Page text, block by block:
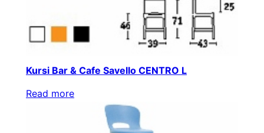
Kursi Bar & Cafe Savello CENTRO L
Read more